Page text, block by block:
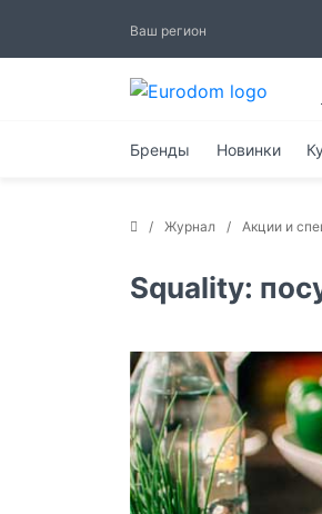
Ваш регион
Бренды Новинки
Журнал Акции и
Squality: